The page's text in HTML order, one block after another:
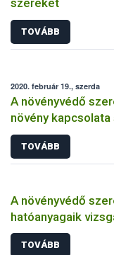
szereket
TOVÁBB
2020. február 19., szerda
A növényvédő
növény
TOVÁBB
A növényvédő
hatóanyagaik
TOVÁBB